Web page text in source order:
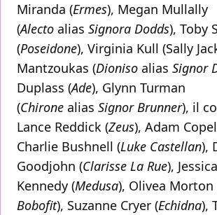
Miranda (Ermes), Megan Mullally
(Alecto alias Signora Dodds), Toby
(Poseidone), Virginia Kull (Sally
Mantzoukas (Dioniso alias Signor
Duplass (Ade), Glynn Turman
(Chirone alias Signor Brunner), il
Lance Reddick (Zeus), Adam
Charlie Bushnell (Luke Castellan),
Goodjohn (Clarisse La Rue),
Kennedy (Medusa), Olivea Morton
Bobofit), Suzanne Cryer (Echidna),